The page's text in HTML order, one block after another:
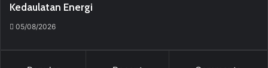
Kedaulatan Energi
05/08/2026